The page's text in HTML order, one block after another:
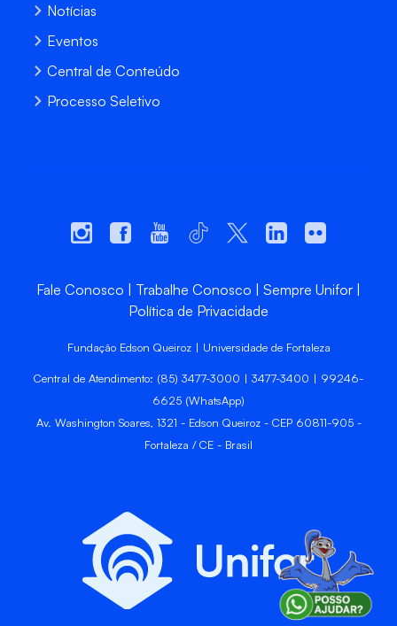
Notícias
Eventos
Central de Conteúdo
Processo Seletivo
Fale Conosco Trabalhe Conosco
Sempre Unifor
Política de Privacidade
Fundação Edson Queiroz | Universidade de Fortaleza
Central de Atendimento: (85) 3477-3000 | 3477-3400 | 99246-
6625 (WhatsApp)
Av. Washington Soares, 1321 - Edson Queiroz - CEP 60811-905 -
Fortaleza / CE - Brasil